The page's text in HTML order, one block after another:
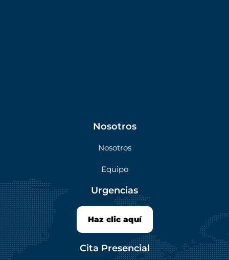
Nosotros
Nosotros
Equipo
Urgencias
Haz clic aquí
Cita Presencial